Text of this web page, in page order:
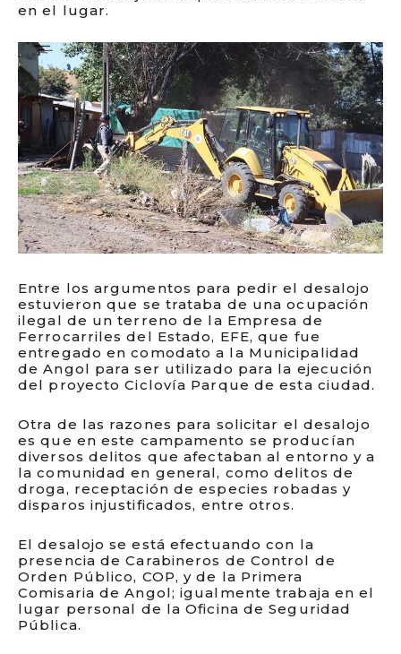
en el lugar.
Entre los argumentos para pedir el desalojo
estuvieron que se trataba de una ocupación
ilegal de un terreno de la Empresa de
Ferrocarriles del Estado, EFE, que fue
entregado en comodato a la Municipalidad
de Angol para ser utilizado para la ejecución
del proyecto Ciclovía Parque de esta ciudad.
Otra de las razones para solicitar el desalojo
es que en este campamento se producían
diversos delitos que afectaban al entorno y a
la comunidad en general, como delitos de
droga, receptación de especies robadas y
disparos injustificados, entre otros.
El desalojo se está efectuando con la
presencia de Carabineros de Control de
Orden Público, COP, y de la Primera
Comisaria de Angol; igualmente trabaja en el
lugar personal de la Oficina de Seguridad
Pública.